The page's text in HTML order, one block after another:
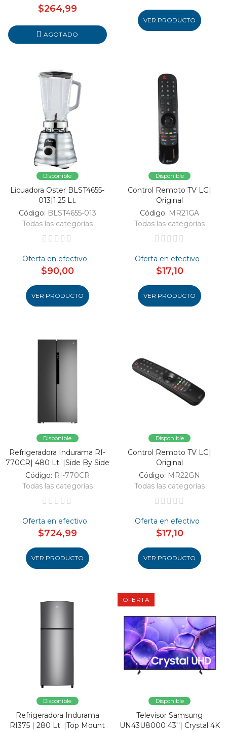
$264,99
AGOTADO
VER PRODUCTO
Disponible
Licuadora Oster BLST4655-
013|1.25 Lt.
Código: BLST4655-013
Todas las categorías
Oferta en efectivo
$90,00
VER PRODUCTO
Disponible
Control Remoto TV LG|
Original
Código: MR21GA
Todas las categorías
Oferta en efectivo
$17,10
VER PRODUCTO
Disponible
Refrigeradora Indurama RI-
770CR| 480 Lt. |Side By Side
Código: RI-770CR
Todas las categorías
Oferta en efectivo
$724,99
VER PRODUCTO
Disponible
Control Remoto TV LG|
Original
Código: MR22GN
Todas las categorías
Oferta en efectivo
$17,10
VER PRODUCTO
Disponible
Refrigeradora Indurama
RI375 | 280 Lt. |Top Mount
OFERTA
Disponible
Televisor Samsung
UN43U8000 43''| Crystal 4K